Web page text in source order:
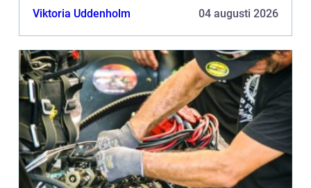
Viktoria Uddenholm 04 augusti 2026